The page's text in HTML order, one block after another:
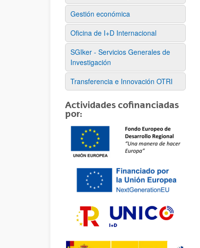
Gestión económica
Oficina de I+D Internacional
SGIker - Servicios Generales de
Investigación
Transferencia e Innovación OTRI
Actividades cofinanciadas
por: